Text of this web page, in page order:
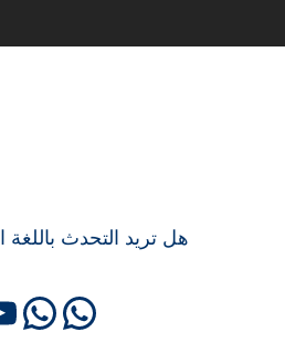
هل تريد التحدث باللغة
YouTube
WhatsApp